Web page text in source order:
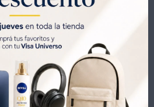
POR 1 AÑO .SOLICITALA AQUÍ